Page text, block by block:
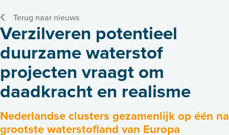
Terug naar nieuws
Verzilveren potentieel
duurzame waterstof
projecten vraagt om
daadkracht en realisme
Nederlandse clusters gezamenlijk op één na
grootste waterstofland van Europa